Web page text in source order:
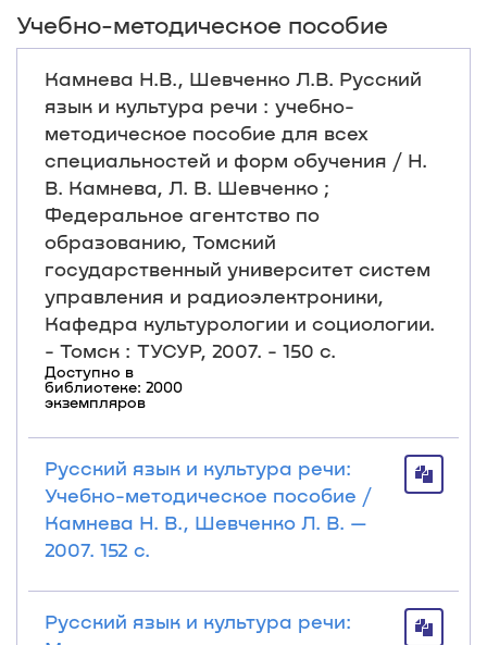
Учебно-методическое пособие
Камнева Н.В., Шевченко Л.В. Русский
язык и культура речи : учебно-
методическое пособие для всех
специальностей и форм обучения / Н.
В. Камнева, Л. В. Шевченко ;
Федеральное агентство по
образованию, Томский
государственный университет систем
управления и радиоэлектроники,
Кафедра культурологии и социологии.
- Томск : ТУСУР, 2007. - 150 с.
Доступно в
библиотеке: 2000
экземпляров
Русский язык и культура речи:
Учебно-методическое пособие /
Камнева Н. В., Шевченко Л. В. —
2007. 152 с.
Русский язык и культура речи: